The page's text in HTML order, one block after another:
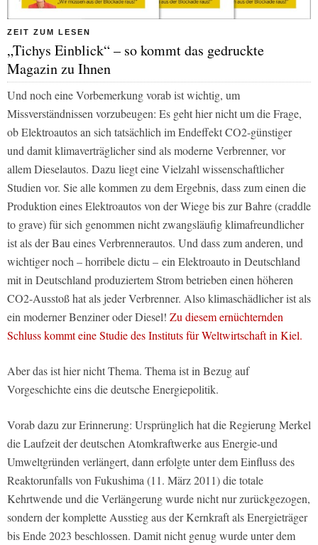
ZEIT ZUM LESEN
„Tichys Einblick“ – so kommt das gedruckte
Magazin zu Ihnen
Und noch eine Vorbemerkung vorab ist wichtig, um
Missverständnissen vorzubeugen: Es geht hier nicht um die Frage,
ob Elektroautos an sich tatsächlich im Endeffekt CO2-günstiger
und damit klimaverträglicher sind als moderne Verbrenner, vor
allem Dieselautos. Dazu liegt eine Vielzahl wissenschaftlicher
Studien vor. Sie alle kommen zu dem Ergebnis, dass zum einen die
Produktion eines Elektroautos von der Wiege bis zur Bahre (craddle
to grave) für sich genommen nicht zwangsläufig klimafreundlicher
ist als der Bau eines Verbrennerautos. Und dass zum anderen, und
wichtiger noch – horribele dictu – ein Elektroauto in Deutschland
mit in Deutschland produziertem Strom betrieben einen höheren
CO2-Ausstoß hat als jeder Verbrenner. Also klimaschädlicher ist als
ein moderner Benziner oder Diesel! Zu diesem ernüchternden
Schluss kommt eine Studie des Instituts für Weltwirtschaft in Kiel.
Aber das ist hier nicht Thema. Thema ist in Bezug auf
Vorgeschichte eins die deutsche Energiepolitik.
Vorab dazu zur Erinnerung: Ursprünglich hat die Regierung Merkel
die Laufzeit der deutschen Atomkraftwerke aus Energie-und
Umweltgründen verlängert, dann erfolgte unter dem Einfluss des
Reaktorunfalls von Fukushima (11. März 2011) die totale
Kehrtwende und die Verlängerung wurde nicht nur zurückgezogen,
sondern der komplette Ausstieg aus der Kernkraft als Energieträger
bis Ende 2023 beschlossen. Damit nicht genug wurde unter dem